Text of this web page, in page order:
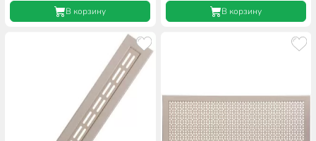
В корзину В корзину